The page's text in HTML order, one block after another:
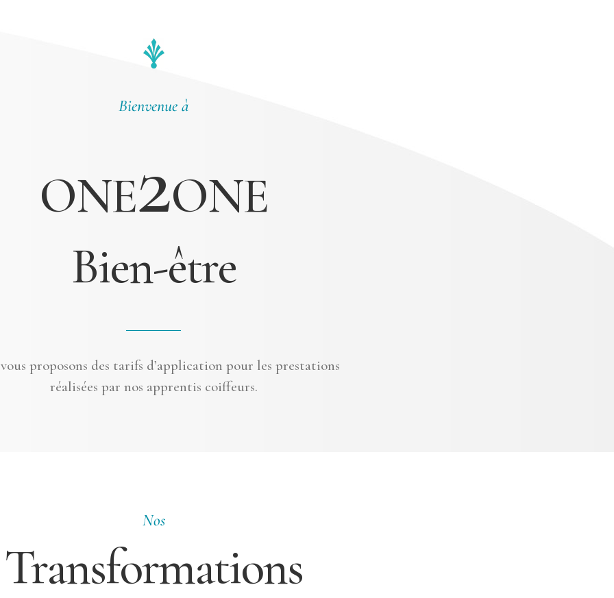
Bienvenue à
ONE2ONE
Bien-être
proposons des tarifs d’application pour les prestations
réalisées par nos apprentis coiffeurs.
Nos
Transformations